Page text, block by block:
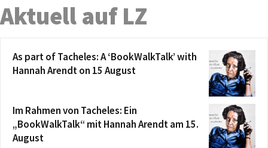
Aktuell auf LZ
As part of Tacheles: A ‘BookWalkTalk’ with
Hannah Arendt on 15 August
Im Rahmen von Tacheles: Ein
„BookWalkTalk“ mit Hannah Arendt am 15.
August